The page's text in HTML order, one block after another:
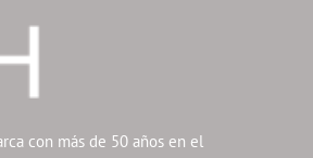
con más de 50 años en el